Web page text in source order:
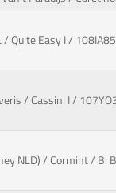
Quite Easy I /
/ Cassini I /
NLD) / Cormint / B: